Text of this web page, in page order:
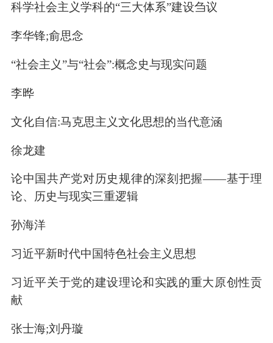
科学社会主义学科的“三大体系”建设刍议
李华锋;俞思念
“社会主义”与“社会”:概念史与现实问题
李晔
文化自信:马克思主义文化思想的当代意涵
徐龙建
论中国共产党对历史规律的深刻把握——基于理
论、历史与现实三重逻辑
孙海洋
习近平新时代中国特色社会主义思想
习近平关于党的建设理论和实践的重大原创性贡
献
张士海;刘丹璇